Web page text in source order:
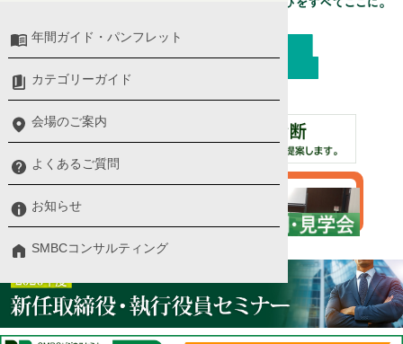
年間ガイド・パンフレット
カテゴリーガイド
会場のご案内
よくあるご質問
お知らせ
SMBCコンサルティング
無料
体験